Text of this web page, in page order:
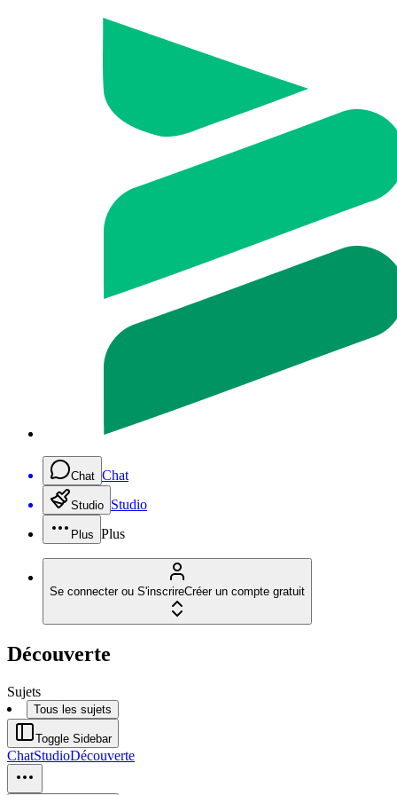
Chat Chat
Studio Studio
Plus Plus
Se connecter ou S'inscrireCréer un compte gratuit
Découverte
Sujets
Tous les sujets
Toggle Sidebar
ChatStudioDécouverte